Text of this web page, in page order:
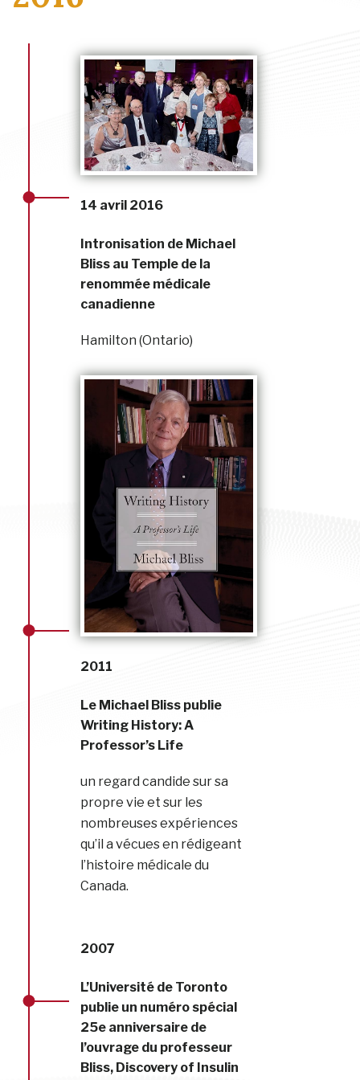
14 avril 2016
Intronisation de Michael
Bliss au Temple de la
renommée médicale
canadienne
Hamilton (Ontario)
2011
Le Michael Bliss publie
Writing History: A
Professor’s Life
un regard candide sur sa
propre vie et sur les
nombreuses expériences
qu’il a vécues en rédigeant
l’histoire médicale du
Canada.
2007
L’Université de Toronto
publie un numéro spécial
25e anniversaire de
l’ouvrage du professeur
Bliss, Discovery of Insulin